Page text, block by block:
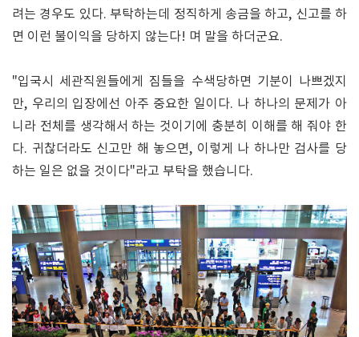
려는 경우도 있다. 부탁하는데 정직하게 송금을 하고, 신고를 하
면 이런 불이익을 당하지 않는다! 며 말을 하더군요.
"입국시 세관직원들에게 짐들을 수색당하면 기분이 나쁘겠지
만, 우리의 입장에선 아주 중요한 일이다. 나 하나의 문제가 아
니라 전체를 생각해서 하는 것이기에 충분히 이해를 해 줘야 한
다. 귀찮더라도 신고만 해 놓으면, 이렇게 나 하나만 검사를 당
하는 일은 없을 것이다"라고 부탁을 했습니다.